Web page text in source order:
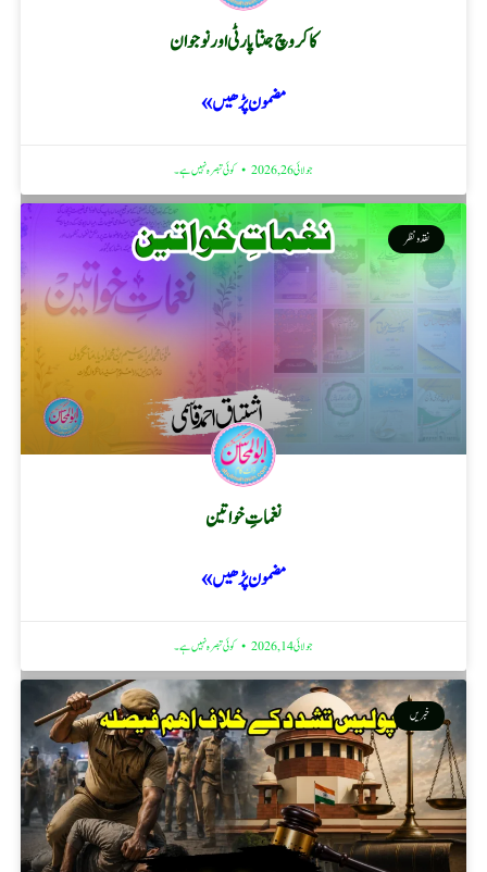
کاکروچ جنتا پارٹی اور نوجوان
مضمون پڑھیں »
جولائی 26, 2026 کوئی تبصرہ نہیں ہے۔
نقد ونظر
نغماتِ خواتین
مضمون پڑھیں »
جولائی 14, 2026 کوئی تبصرہ نہیں ہے۔
خبریں